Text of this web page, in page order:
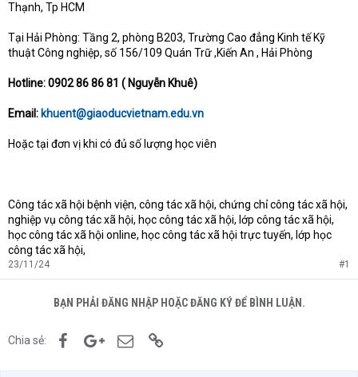
Thạnh, Tp HCM
Tại Hải Phòng: Tầng 2, phòng B203, Trường Cao đẳng Kinh tế Kỹ
thuật Công nghiệp, số 156/109 Quán Trữ ,Kiến An , Hải Phòng
Hotline: 0902 86 86 81 ( Nguyễn Khuê)
Email: khuent@giaoducvietnam.edu.vn
Hoặc tại đơn vị khi có đủ số lượng học viên
Công tác xã hội bệnh viện, công tác xã hội, chứng chỉ công tác xã hội,
nghiệp vụ công tác xã hội, học công tác xã hội, lớp công tác xã hội,
học công tác xã hội online, học công tác xã hội trực tuyến, lớp học
công tác xã hội,
23/11/24 #1
BẠN PHẢI ĐĂNG NHẬP HOẶC ĐĂNG KÝ ĐỂ BÌNH LUẬN.
Chia sẻ: FacebookGoogle+Email